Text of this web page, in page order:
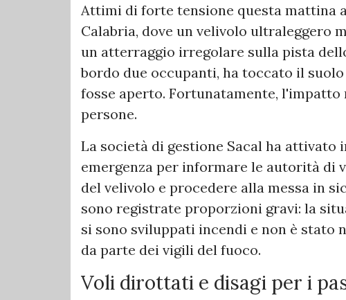
Attimi di forte tensione questa mattina
Calabria, dove un velivolo ultraleggero
un atterraggio irregolare sulla pista
bordo due occupanti, ha toccato il
fosse aperto. Fortunatamente,
persone.
La società di gestione Sacal ha
emergenza per informare le autorità di
del velivolo e procedere alla messa in
sono registrate proporzioni gravi: la
si sono sviluppati incendi e non è stato
da parte dei vigili del fuoco.
Voli dirottati e disagi per i